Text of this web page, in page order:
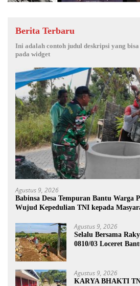
Berita Terbaru
Ini adalah contoh judul deskripsi yang bisa
pada widget
Agustus 9, 2026
Babinsa Desa Tempuran Bantu Warga
Wujud Kepedulian TNI kepada
Agustus 9, 2026
Selalu Bersama
0810/03 Loceret
Agustus 9, 2026
KARYA BHAKTI